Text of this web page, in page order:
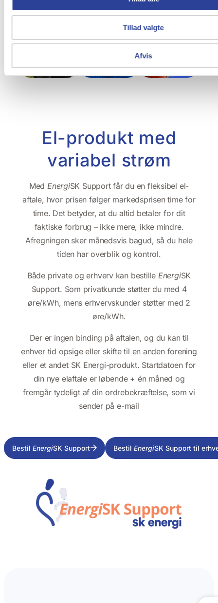
Tillad valgte
Afvis
El-produkt med
variabel strøm
Med EnergiSK Support får du en fleksibel el-
aftale, hvor prisen følger markedsprisen time for
time. Det betyder, at du altid betaler for dit
faktiske forbrug – ikke mere, ikke mindre.
Afregningen sker månedsvis bagud, så du hele
tiden har overblik og kontrol.
Både private og erhverv kan bestille EnergiSK
Support. Som privatkunde støtter du med 4
øre/kWh, mens erhvervskunder støtter med 2
øre/kWh.
Der er ingen binding på aftalen, og du kan til
enhver tid opsige eller skifte til en anden forening
eller et andet SK Energi-produkt. Startdatoen for
din nye elaftale er løbende + én måned og
fremgår tydeligt af din ordrebekræftelse, som vi
sender på e-mail
Bestil EnergiSK Support Bestil EnergiSK Support til